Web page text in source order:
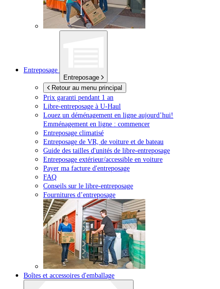
Entreposage
Entreposage
Retour au menu principal
Prix garanti pendant 1 an
Libre-entreposage à U-Haul
Louez un déménagement en ligne aujourd’hui!
Emménagement en ligne : commencer
Entreposage climatisé
Entreposage de VR, de voiture et de bateau
Guide des tailles d'unités de libre-entreposage
Entreposage extérieur/accessible en voiture
Payer ma facture d'entreposage
FAQ
Conseils sur le libre-entreposage
Fournitures d’entreposage
Boîtes et accessoires d'emballage